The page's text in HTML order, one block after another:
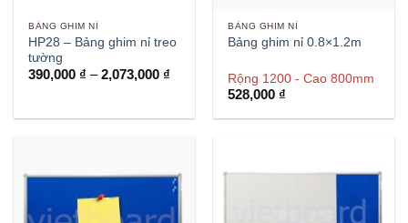
BẢNG GHIM NỈ
HP28 – Bảng ghim nỉ treo
tường
390,000 ₫ – 2,073,000 ₫
đến
BẢNG GHIM NỈ
Bảng ghim nỉ 0.8×1.2m
Rộng 1200 - Cao 800mm
528,000 ₫